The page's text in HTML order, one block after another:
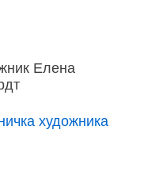
Елена
художника